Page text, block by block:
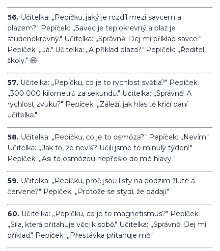
56. Učitelka: „Pepíčku, jaký je rozdíl mezi savcem a
plazem?" Pepíček: „Savec je teplokrevný a plaz je
studenokrevný." Učitelka: „Správně! Dej mi příklad savce."
Pepíček: „Já." Učitelka: „A příklad plaza?" Pepíček: „Ředitel
školy." 😄
57. Učitelka: „Pepíčku, co je to rychlost světla?" Pepíček:
„300 000 kilometrů za sekundu." Učitelka: „Správně! A
rychlost zvuku?" Pepíček: „Záleží, jak hlasitě křičí paní
učitelka."
58. Učitelka: „Pepíčku, co je to osmóza?" Pepíček: „Nevím."
Učitelka: „Jak to, že nevíš? Učili jsme to minulý týden!"
Pepíček: „Asi to osmózou nepřešlo do mé hlavy."
59. Učitelka: „Pepíčku, proč jsou listy na podzim žluté a
červené?" Pepíček: „Protože se stydí, že padají."
60. Učitelka: „Pepíčku, co je to magnetismus?" Pepíček:
„Síla, která přitahuje věci k sobě." Učitelka: „Správně! Dej mi
příklad." Pepíček: „Přestávka přitahuje mě."